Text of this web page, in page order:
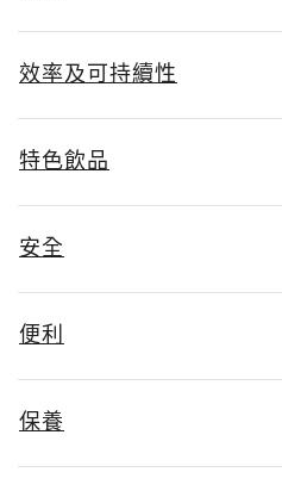
效率及可持續性
特色飲品
安全
便利
保養